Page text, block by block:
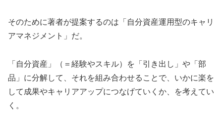
そのために著者が提案するのは「自分資産運用型のキャリ
アマネジメント」だ。
「自分資産」（＝経験やスキル）を「引き出し」や「部
品」に分解して、それを組み合わせることで、いかに楽を
して成果やキャリアアップにつなげていくか、を考えてい
く。